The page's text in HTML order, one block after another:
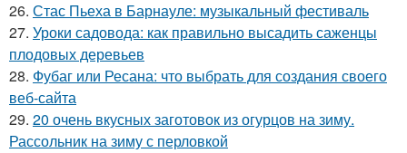
26. Стас Пьеха в Барнауле: музыкальный фестиваль
27. Уроки садовода: как правильно высадить саженцы
плодовых деревьев
28. Фубаг или Ресана: что выбрать для создания своего
веб-сайта
29. 20 очень вкусных заготовок из огурцов на зиму.
Рассольник на зиму с перловкой